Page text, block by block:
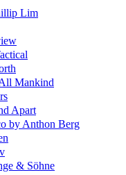
Lim
Mankind
Apart
by Anthon Berg
& Söhne